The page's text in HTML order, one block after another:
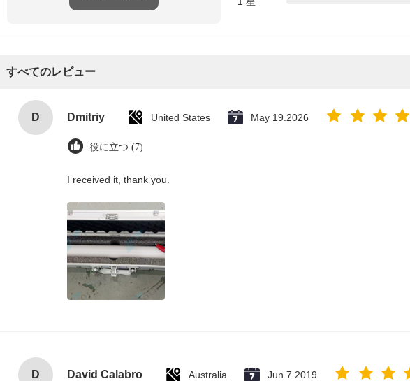
すべてのレビュー
D Dmitriy United States May 19.2026
役に立つ (7)
I received it, thank you.
D David Calabro Australia Jun 7.2019